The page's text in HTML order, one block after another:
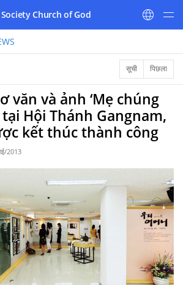
Church of God
सूची पिछला
văn và ảnh ‘Mẹ chúng
Hội Thánh Gangnam,
kết thúc thành công
2013